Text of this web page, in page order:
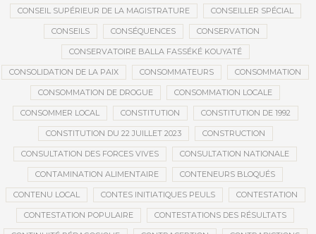
CONSEIL SUPÉRIEUR DE LA MAGISTRATURE CONSEILLER SPÉCIAL
CONSEILS CONSÉQUENCES CONSERVATION
CONSERVATOIRE BALLA FASSÉKÉ KOUYATÉ
CONSOLIDATION DE LA PAIX CONSOMMATEURS CONSOMMATION
CONSOMMATION DE DROGUE CONSOMMATION LOCALE
CONSOMMER LOCAL CONSTITUTION CONSTITUTION DE 1992
CONSTITUTION DU 22 JUILLET 2023 CONSTRUCTION
CONSULTATION DES FORCES VIVES CONSULTATION NATIONALE
CONTAMINATION ALIMENTAIRE CONTENEURS BLOQUÉS
CONTENU LOCAL CONTES INITIATIQUES PEULS CONTESTATION
CONTESTATION POPULAIRE CONTESTATIONS DES RÉSULTATS